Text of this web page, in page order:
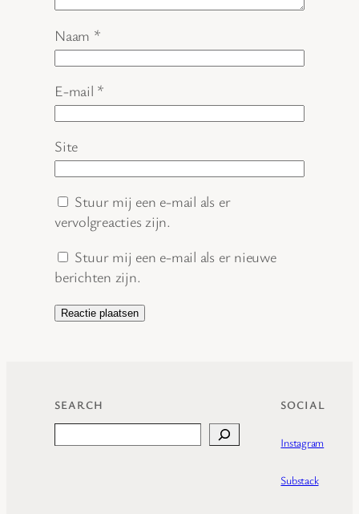
Naam *
E-mail *
Site
Stuur mij een e-mail als er
vervolgreacties zijn.
Stuur mij een e-mail als er nieuwe
berichten zijn.
SEARCH SOCIAL
Instagram
Substack